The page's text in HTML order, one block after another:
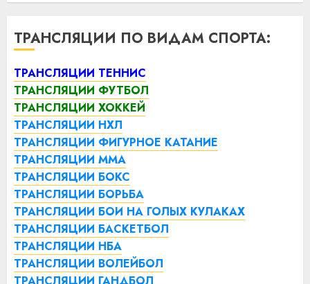
ТРАНСЛЯЦИИ ПО ВИДАМ СПОРТА:
ТРАНСЛЯЦИИ ТЕННИС
ТРАНСЛЯЦИИ ФУТБОЛ
ТРАНСЛЯЦИИ ХОККЕЙ
ТРАНСЛЯЦИИ НХЛ
ТРАНСЛЯЦИИ ФИГУРНОЕ КАТАНИЕ
ТРАНСЛЯЦИИ ММА
ТРАНСЛЯЦИИ БОКС
ТРАНСЛЯЦИИ БОРЬБА
ТРАНСЛЯЦИИ БОИ НА ГОЛЫХ КУЛАКАХ
ТРАНСЛЯЦИИ БАСКЕТБОЛ
ТРАНСЛЯЦИИ НБА
ТРАНСЛЯЦИИ ВОЛЕЙБОЛ
ТРАНСЛЯЦИИ ГАНДБОЛ